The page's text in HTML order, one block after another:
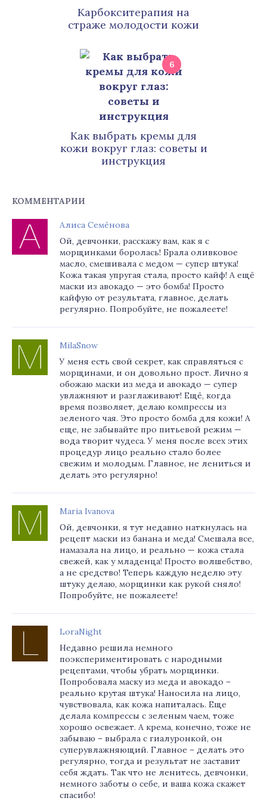
Карбокситерапия на
страже молодости кожи
6
Как выбрать кремы для
кожи вокруг глаз: советы и
инструкция
КОММЕНТАРИИ
Алиса Семёнова
Ой, девчонки, расскажу вам, как я с
морщинками боролась! Брала оливковое
масло, смешивала с медом — супер штука!
Кожа такая упругая стала, просто кайф! А ещё
маски из авокадо — это бомба! Просто
кайфую от результата, главное, делать
регулярно. Попробуйте, не пожалеете!
MilaSnow
У меня есть свой секрет, как справляться с
морщинами, и он довольно прост. Лично я
обожаю маски из меда и авокадо — супер
увлажняют и разглаживают! Ещё, когда
время позволяет, делаю компрессы из
зеленого чая. Это просто бомба для кожи! А
еще, не забывайте про питьевой режим —
вода творит чудеса. У меня после всех этих
процедур лицо реально стало более
свежим и молодым. Главное, не лениться и
делать это регулярно!
Maria Ivanova
Ой, девчонки, я тут недавно наткнулась на
рецепт маски из банана и меда! Смешала все,
намазала на лицо, и реально — кожа стала
свежей, как у младенца! Просто волшебство,
а не средство! Теперь каждую неделю эту
штуку делаю, морщинки как рукой сняло!
Попробуйте, не пожалеете!
LoraNight
Недавно решила немного
поэкспериментировать с народными
рецептами, чтобы убрать морщинки.
Попробовала маску из меда и авокадо –
реально крутая штука! Наносила на лицо,
чувствовала, как кожа напиталась. Еще
делала компрессы с зеленым чаем, тоже
хорошо освежает. А крема, конечно, тоже не
забываю – выбрала с гиалуронкой, он
суперувлажняющий. Главное – делать это
регулярно, тогда и результат не заставит
себя ждать. Так что не ленитесь, девчонки,
немного заботы о себе, и ваша кожа скажет
спасибо!